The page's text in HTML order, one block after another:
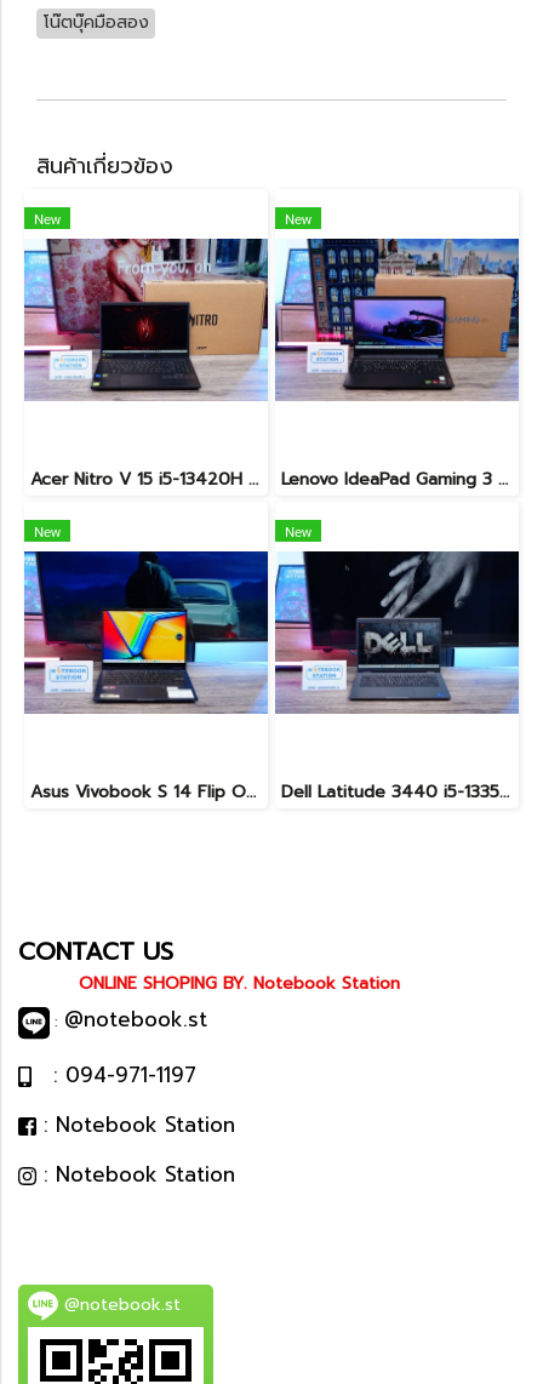
โน๊ตบุ๊คมือสอง
สินค้าเกี่ยวข้อง
New
Acer Nitro V 15 i5-13420H Ram16 RTX2050(4GB) SSD512GB จอ15.6นิ้ว FHD 144Hz เกมมิ่งรุ่นใหม่ ดีไซน์ฝาหลังสุดเท่ มีประกันศูนย์2027 เครื่องพร้อมใช้งาน ราคาสุดคุ้มเพียง 17,990.-
New
Lenovo IdeaPad Gaming 3 Ryzen5-5500H RAM16 RTX2050(4GB) 512GB M.2 จอ15.6 FHD 144Hz สเปคเกมมิ่ง คีย์บอร์ดไฟสีRGB เครื่องพร้อมใช้งาน ราคาเพียง 16,900.-
New
Asus Vivobook S 14 Flip OLED ทัชกรีนหมุนจอ360องศา Ryzen7-7730U Ram24 SSD512GB จอ14 2.8K OLED 90Hz จอภาพสวยคมชัดมาก ดีไซน์สวยทันสมัย ราคา 18,990.-
New
Dell Latitude 3440 i5-1335U Ram8 SSD512 จอ14นิ้ว สเปคดี คีย์บอร์ดไฟ เครื่องประมวลผลไวพร้อมใช้งาน เพียง 13,990.-
CONTACT US
ONLINE SHOPING BY. Notebook Station
: @notebook.st
: 094-971-1197
: Notebook Station
: Notebook Station
@notebook.st